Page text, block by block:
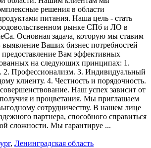
решения в области
питания. Наша цель - стать
рынке СПб и ЛО в
Основная задача, которую мы ставим
выявление Ваших бизнес потребностей
предоставление Вам эффективных
на следующих принципах: 1.
2. Профессионализм. 3. Индивидуальный
клиенту. 4. Честность и порядочность.
Наш успех зависит от
и процветания. Мы приглашаем
сотрудничеству. В нашем лице
партнера, способного справиться
сложности. Мы гарантируе ...
, Ленинградская область